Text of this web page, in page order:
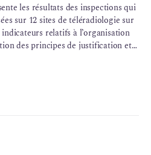
les résultats des inspections qui
sur 12 sites de téléradiologie sur
indicateurs relatifs à l’organisation
des principes de justification et